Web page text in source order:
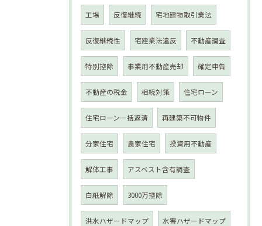
工場 反復継続 宅地建物取引業法
反復継続性 宅建業法違反 不動産調査
特別控除 事業用不動産売却 確定申告
不動産の税金 相続対策 住宅ローン
住宅ローン一括返済 再建築不可物件
分家住宅 農家住宅 投資用不動産
解体工事 アスベスト含有調査
白紙解除 3000万控除
洪水ハザードマップ 水害ハザードマップ